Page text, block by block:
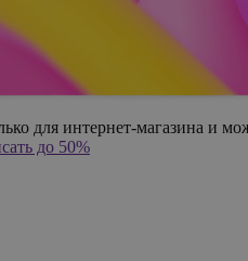
для интернет-магазина и
до 50%